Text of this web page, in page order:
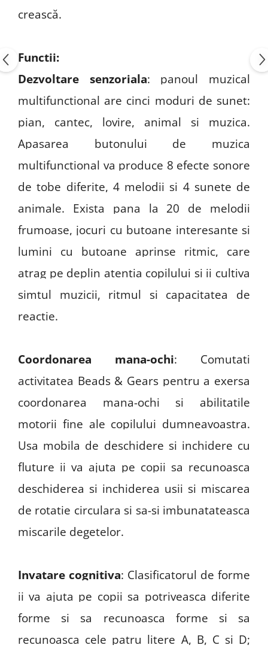
crească.
Functii:
Dezvoltare senzoriala: panoul muzical
multifunctional are cinci moduri de sunet:
pian, cantec, lovire, animal si muzica.
Apasarea butonului de muzica
multifunctional va produce 8 efecte sonore
de tobe diferite, 4 melodii si 4 sunete de
animale. Exista pana la 20 de melodii
frumoase, jocuri cu butoane interesante si
lumini cu butoane aprinse ritmic, care
atrag pe deplin atentia copilului si ii cultiva
simtul muzicii, ritmul si capacitatea de
reactie.
Coordonarea mana-ochi: Comutati
activitatea Beads & Gears pentru a exersa
coordonarea mana-ochi si abilitatile
motorii fine ale copilului dumneavoastra.
Usa mobila de deschidere si inchidere cu
fluture ii va ajuta pe copii sa recunoasca
deschiderea si inchiderea usii si miscarea
de rotatie circulara si sa-si imbunatateasca
miscarile degetelor.
Invatare cognitiva: Clasificatorul de forme
ii va ajuta pe copii sa potriveasca diferite
forme si sa recunoasca forme si sa
recunoasca cele patru litere A, B, C si D;